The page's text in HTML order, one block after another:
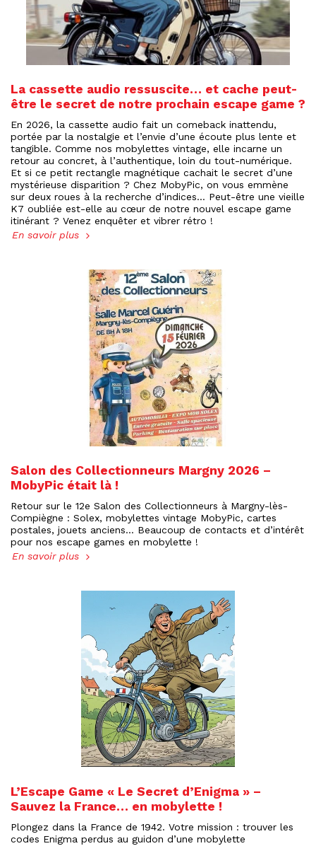
La cassette audio ressuscite… et cache peut-
être le secret de notre prochain escape game ?
En 2026, la cassette audio fait un comeback inattendu,
portée par la nostalgie et l’envie d’une écoute plus lente et
tangible. Comme nos mobylettes vintage, elle incarne un
retour au concret, à l’authentique, loin du tout-numérique.
Et si ce petit rectangle magnétique cachait le secret d’une
mystérieuse disparition ? Chez MobyPic, on vous emmène
sur deux roues à la recherche d’indices… Peut-être une vieille
K7 oubliée est-elle au cœur de notre nouvel escape game
itinérant ? Venez enquêter et vibrer rétro !
En savoir plus
Salon des Collectionneurs Margny 2026 –
MobyPic était là !
Retour sur le 12e Salon des Collectionneurs à Margny-lès-
Compiègne : Solex, mobylettes vintage MobyPic, cartes
postales, jouets anciens… Beaucoup de contacts et d’intérêt
pour nos escape games en mobylette !
En savoir plus
L’Escape Game « Le Secret d’Enigma » –
Sauvez la France… en mobylette !
Plongez dans la France de 1942. Votre mission : trouver les
codes Enigma perdus au guidon d’une mobylette